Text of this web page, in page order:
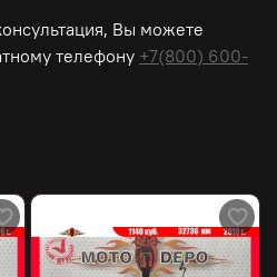
Вы можете
телефону +7(800) 600-